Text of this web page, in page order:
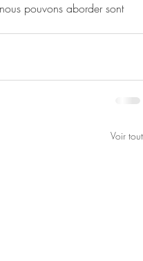
pouvons aborder sont
Voir tout